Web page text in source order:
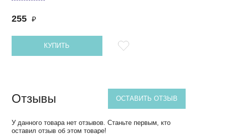
255 ₽
КУПИТЬ
Отзывы ОСТАВИТЬ ОТЗЫВ
У данного товара нет отзывов. Станьте первым, кто
оставил отзыв об этом товаре!